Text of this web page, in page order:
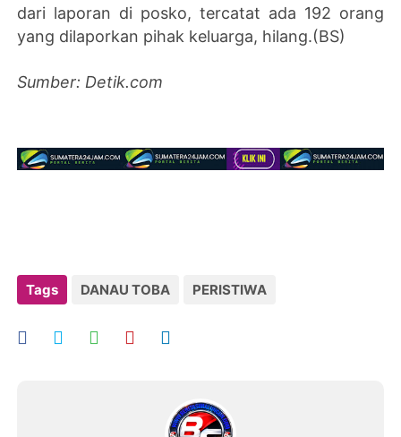
dari laporan di posko, tercatat ada 192 orang
yang dilaporkan pihak keluarga, hilang.(BS)
Sumber: Detik.com
Tags DANAU TOBA PERISTIWA